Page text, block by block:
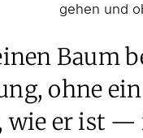
gehen und
Baum
ohne
wie er ist